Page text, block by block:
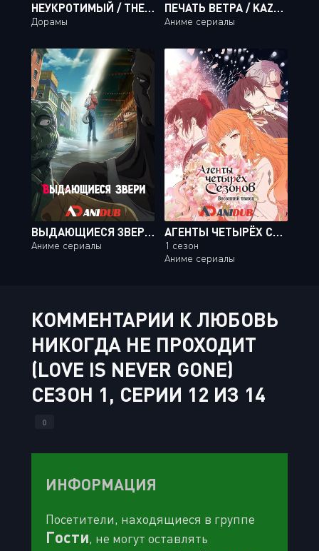
НЕУКРОТИМЫЙ / THE UNTAMED / CHEN QING LING [06 ИЗ 50]
Дорамы
ПЕЧАТЬ ВЕТРА / KAZE NO STIGMA [24 ИЗ 24]
Аниме сериалы
ВЫДАЮЩИЕСЯ ЗВЕРИ ТВ-2 / BEASTARS TV-2 [12 ИЗ 12]
Аниме сериалы
АГЕНТЫ ЧЕТЫРЁХ СЕЗОНОВ: ВЕСЕННИЙ ТАНЕЦ
1 сезон
Аниме сериалы
КОММЕНТАРИИ К ЛЮБОВЬ
НИКОГДА НЕ ПРОХОДИТ
(LOVE IS NEVER GONE)
СЕЗОН 1, СЕРИИ 12 ИЗ 14
0
ИНФОРМАЦИЯ
Посетители, находящиеся в группе
Гости, не могут оставлять